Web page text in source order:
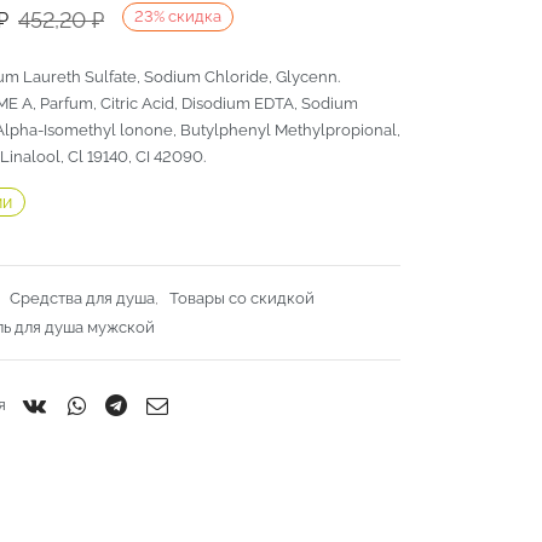
23% скидка
452,20₽
Laureth Sulfate, Sodium Chloride, Glycenn.
A, Parfum, Citric Acid, Disodium EDTA, Sodium
Isomethyl lonone, Butylphenyl Methylpropional,
Cl 19140, CI 42090.
Средства для душа,
Товары со скидкой
для душа мужской